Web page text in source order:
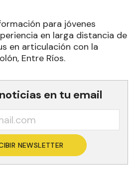
para jóvenes
en larga distancia de
en articulación con la
Entre Ríos.
en tu email
NEWSLETTER